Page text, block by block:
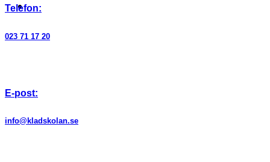
Telefon:
023 71 17 20
E-post:
info@kladskolan.se